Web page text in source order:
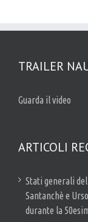
TRAILER
Guarda il video
ARTICOLI
Stati generali
Santanchè e
durante la